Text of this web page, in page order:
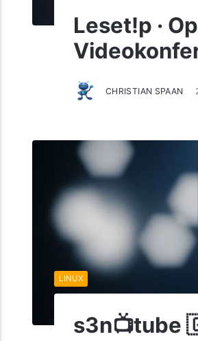
Leset!p ·
CHRISTIAN SPAAN
s3n📺tube
LINUX